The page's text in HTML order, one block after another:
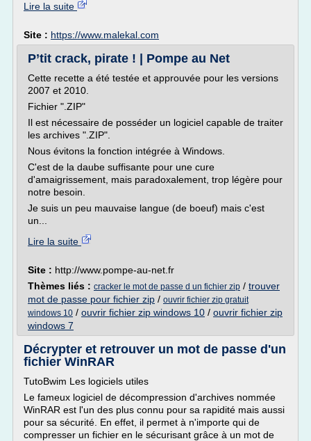
Lire la suite
Site : https://www.malekal.com
P’tit crack, pirate ! | Pompe au Net
Cette recette a été testée et approuvée pour les versions
2007 et 2010.
Fichier ".ZIP"
Il est nécessaire de posséder un logiciel capable de traiter
les archives ".ZIP".
Nous évitons la fonction intégrée à Windows.
C'est de la daube suffisante pour une cure
d'amaigrissement, mais paradoxalement, trop légère pour
notre besoin.
Je suis un peu mauvaise langue (de boeuf) mais c'est
un...
Lire la suite
Site : http://www.pompe-au-net.fr
Thèmes liés : cracker le mot de passe d un fichier zip / trouver
mot de passe pour fichier zip / ouvrir fichier zip gratuit
windows 10 / ouvrir fichier zip windows 10 / ouvrir fichier zip
windows 7
Décrypter et retrouver un mot de passe d'un
fichier WinRAR
TutoBwim Les logiciels utiles
Le fameux logiciel de décompression d'archives nommée
WinRAR est l'un des plus connu pour sa rapidité mais aussi
pour sa sécurité. En effet, il permet à n'importe qui de
compresser un fichier en le sécurisant grâce à un mot de